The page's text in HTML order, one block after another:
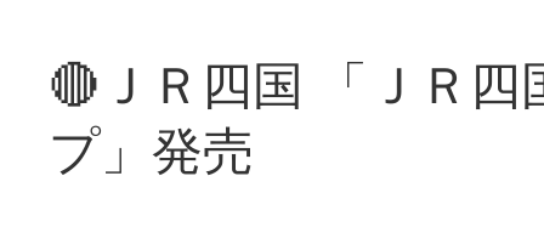
🔴ＪＲ四国 「ＪＲ
プ」発売